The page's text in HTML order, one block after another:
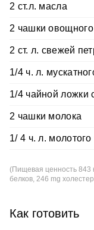
2 ст.л. масла
2 чашки
2 ст. л. свежей
1/4 ч. л.
1/4 чайной ложки
2 чашки молока
1/ 4 ч. л.
(Пищевая ценность 843
белков, 246 mg
Как готовить